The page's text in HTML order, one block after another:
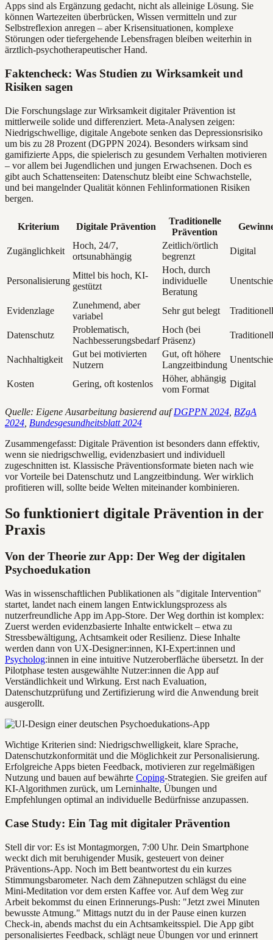
Apps sind als Ergänzung gedacht, nicht als alleinige Lösung. Sie
können Wartezeiten überbrücken, Wissen vermitteln und zur
Selbstreflexion anregen – aber Krisensituationen, komplexe
Störungen oder tiefergehende Lebensfragen bleiben weiterhin in
ärztlich-psychotherapeutischer Hand.
Faktencheck: Was Studien zu Wirksamkeit und
Risiken sagen
Die Forschungslage zur Wirksamkeit digitaler Prävention ist
mittlerweile solide und differenziert. Meta-Analysen zeigen:
Niedrigschwellige, digitale Angebote senken das Depressionsrisiko
um bis zu 28 Prozent (DGPPN 2024). Besonders wirksam sind
gamifizierte Apps, die spielerisch zu gesundem Verhalten motivieren
– vor allem bei Jugendlichen und jungen Erwachsenen. Doch es
gibt auch Schattenseiten: Datenschutz bleibt eine Schwachstelle,
und bei mangelnder Qualität können Fehlinformationen Risiken
bergen.
Kriterium Digitale Prävention
Traditionelle
Prävention
Zugänglichkeit
Hoch, 24/7,
ortsunabhängig
Zeitlich/örtlich
begrenzt
Digital
Personalisierung
Mittel bis hoch, KI-
gestützt
Hoch, durch
individuelle
Beratung
Evidenzlage
Zunehmend, aber
variabel
Sehr gut belegt Traditionell
Datenschutz
Problematisch,
Nachbesserungsbedarf
Hoch (bei
Präsenz)
Traditionell
Nachhaltigkeit
Gut bei motivierten
Nutzern
Gut, oft höhere
Langzeitbindung
Kosten Gering, oft kostenlos
Höher, abhängig
vom Format
Digital
Quelle: Eigene Ausarbeitung basierend aufDGPPN 2024 BZgA
2024 Bundesgesundheitsblatt 2024
Zusammengefasst: Digitale Prävention ist besonders dann effektiv,
wenn sie niedrigschwellig, evidenzbasiert und individuell
zugeschnitten ist. Klassische Präventionsformate bieten nach wie
vor Vorteile bei Datenschutz und Langzeitbindung. Wer wirklich
profitieren will, sollte beide Welten miteinander kombinieren.
So funktioniert digitale Prävention in der
Praxis
Von der Theorie zur App: Der Weg der digitalen
Psychoedukation
Was in wissenschaftlichen Publikationen als "digitale Intervention"
startet, landet nach einem langen Entwicklungsprozess als
nutzerfreundliche App im App-Store. Der Weg dorthin ist komplex:
Zuerst werden evidenzbasierte Inhalte entwickelt – etwa zu
Stressbewältigung, Achtsamkeit oder Resilienz. Diese Inhalte
werden dann von UX-Designer:innen, KI-Expert:innen und
Psycholog:innen in eine intuitive Nutzeroberfläche übersetzt. In der
Pilotphase testen ausgewählte Nutzer:innen die App auf
Verständlichkeit und Wirkung. Erst nach Evaluation,
Datenschutzprüfung und Zertifizierung wird die Anwendung breit
ausgerollt.
Wichtige Kriterien sind: Niedrigschwelligkeit, klare Sprache,
Datenschutzkonformität und die Möglichkeit zur Personalisierung.
Erfolgreiche Apps bieten Feedback, motivieren zur regelmäßigen
Nutzung und bauen auf bewährte Coping-Strategien. Sie greifen auf
KI-Algorithmen zurück, um Lerninhalte, Übungen und
Empfehlungen optimal an individuelle Bedürfnisse anzupassen.
Case Study: Ein Tag mit digitaler Prävention
Stell dir vor: Es ist Montagmorgen, 7:00 Uhr. Dein Smartphone
weckt dich mit beruhigender Musik, gesteuert von deiner
Präventions-App. Noch im Bett beantwortest du ein kurzes
Stimmungsbarometer. Nach dem Zähneputzen schlägst du eine
Mini-Meditation vor dem ersten Kaffee vor. Auf dem Weg zur
Arbeit bekommst du einen Erinnerungs-Push: "Jetzt zwei Minuten
bewusste Atmung." Mittags nutzt du in der Pause einen kurzen
Check-in, abends machst du ein Achtsamkeitsspiel. Die App gibt
personalisiertes Feedback, schlägt neue Übungen vor und erinnert